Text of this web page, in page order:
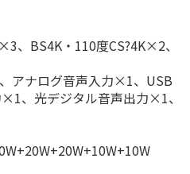
、BS4K・110度CS?4K×2、
アナログ音声入力×1、USB
、光デジタル音声出力×1、